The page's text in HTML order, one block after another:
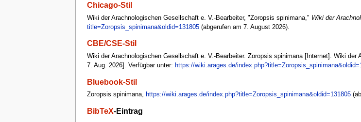
Chicago-Stil
Wiki der Arachnologischen Gesellschaft e. V.-Bearbeiter, "Zoropsis spinimana," Wiki der
title=Zoropsis_spinimana&oldid=131805(abgerufen am 7. August 2026).
CBE/CSE-Stil
Wiki der Arachnologischen Gesellschaft e. V.-Bearbeiter. Zoropsis spinimana [Internet]. Wiki
7. Aug. 2026]. Verfügbar unter: https://wiki.arages.de/
Bluebook-Stil
Zoropsis spinimana, https://wiki.arages.de/index.php?title=Zoropsis_spinimana&oldid=131805
BibTeX-Eintrag